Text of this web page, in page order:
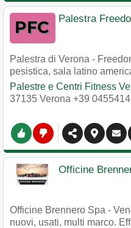
Palestra
Palestra di Verona -
pesistica, sala latino
Palestre e Centri Fitness
37135 Verona +39
Officine
Officine Brennero Spa -
nuovi, usati, multi marco.